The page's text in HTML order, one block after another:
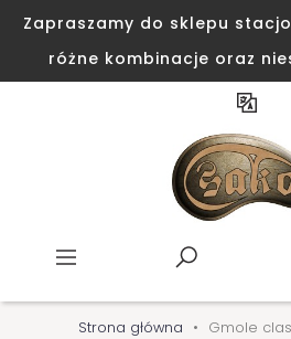
Zapraszamy do sklepu
różne kombinacje oraz
Strona główna Gmole